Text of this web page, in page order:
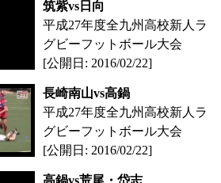
筑紫vs日向
平成27年度全九州高校新人ラ
グビーフットボール大会
[公開日: 2016/02/22]
長崎南山vs高鍋
平成27年度全九州高校新人ラ
グビーフットボール大会
[公開日: 2016/02/22]
高鍋vs荒尾・岱志